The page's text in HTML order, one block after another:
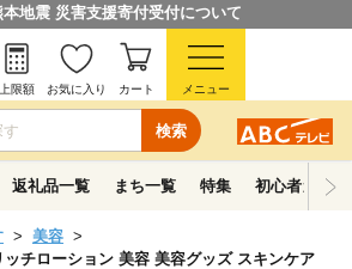
地震 災害支援寄付受付について
検索
上限額 お気に入り カート メニュー
返礼品一覧 まち一覧 特集 初心者ガイド
美容
チローション 美容 美容グッズ スキンケア